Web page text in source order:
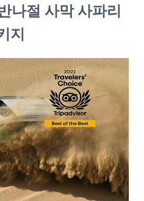
나절 사막 사파리
지